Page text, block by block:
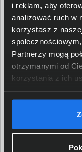
i reklam, aby
analizować ruch w
korzystasz z
Partnerzy mogą
otrzymanymi od
korzystania z ich
Zakupy
Delkom 2000